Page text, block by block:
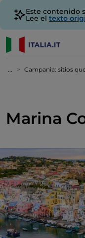
Este contenido
Lee el texto
... Campania: sitios
Marina